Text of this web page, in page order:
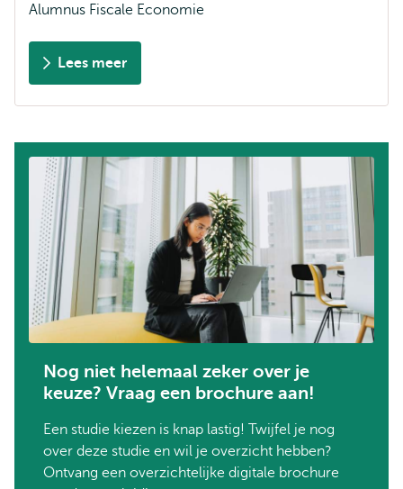
Alumnus Fiscale Economie
Lees meer
Agnes
Maassen
Nog niet helemaal zeker over je
keuze? Vraag een brochure aan!
Een studie kiezen is knap lastig! Twijfel je nog
over deze studie en wil je overzicht hebben?
Ontvang een overzichtelijke digitale brochure